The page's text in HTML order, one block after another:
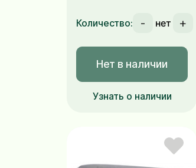
Количество: - +
Нет в наличии
Узнать о наличии